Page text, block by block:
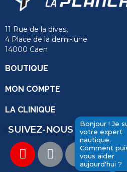
Bonjour ! Je
votre expert
nautique.
Comment
vous aider
aujourd'hui ?
11 Rue de la dives,
4 Place de la demi-lune
14000 Caen
BOUTIQUE
MON COMPTE
LA CLINIQUE
SUIVEZ-NOUS